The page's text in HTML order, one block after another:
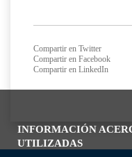
INFORMACIÓN
UTILIZADAS
Compartir en Twitter
Compartir en Facebook
Compartir en LinkedIn